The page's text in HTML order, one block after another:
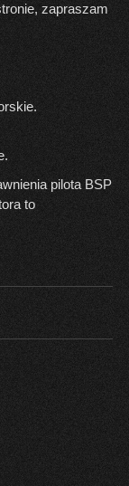
zapraszam
pilota BSP
to